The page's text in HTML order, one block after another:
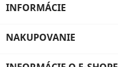
INFORMÁCIE
NAKUPOVANIE